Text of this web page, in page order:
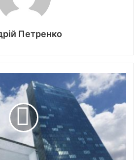
Петренко